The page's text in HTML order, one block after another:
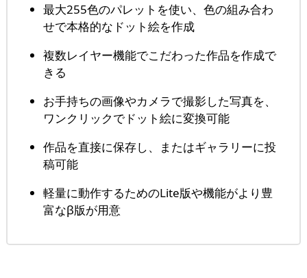
最大255色のパレットを使い、色の組み合わ
せで本格的なドット絵を作成
複数レイヤー機能でこだわった作品を作成で
きる
お手持ちの画像やカメラで撮影した写真を、
ワンクリックでドット絵に変換可能
作品を直接に保存し、またはギャラリーに投
稿可能
軽量に動作するためのLite版や機能がより豊
富なβ版が用意